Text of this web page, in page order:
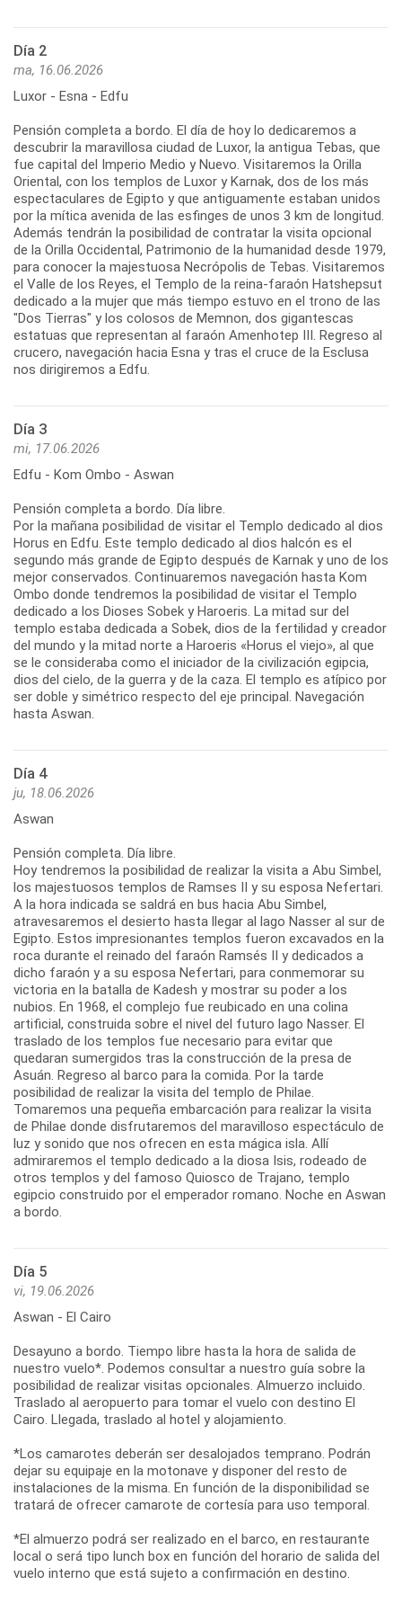
Día 2
ma, 16.06.2026
Luxor - Esna - Edfu
Pensión completa a bordo. El día de hoy lo dedicaremos a
descubrir la maravillosa ciudad de Luxor, la antigua Tebas, que
fue capital del Imperio Medio y Nuevo. Visitaremos la Orilla
Oriental, con los templos de Luxor y Karnak, dos de los más
espectaculares de Egipto y que antiguamente estaban unidos
por la mítica avenida de las esfinges de unos 3 km de longitud.
Además tendrán la posibilidad de contratar la visita opcional
de la Orilla Occidental, Patrimonio de la humanidad desde 1979,
para conocer la majestuosa Necrópolis de Tebas. Visitaremos
el Valle de los Reyes, el Templo de la reina-faraón Hatshepsut
dedicado a la mujer que más tiempo estuvo en el trono de las
"Dos Tierras" y los colosos de Memnon, dos gigantescas
estatuas que representan al faraón Amenhotep III. Regreso al
crucero, navegación hacia Esna y tras el cruce de la Esclusa
nos dirigiremos a Edfu.
Día 3
mi, 17.06.2026
Edfu - Kom Ombo - Aswan
Pensión completa a bordo. Día libre.
Por la mañana posibilidad de visitar el Templo dedicado al dios
Horus en Edfu. Este templo dedicado al dios halcón es el
segundo más grande de Egipto después de Karnak y uno de los
mejor conservados. Continuaremos navegación hasta Kom
Ombo donde tendremos la posibilidad de visitar el Templo
dedicado a los Dioses Sobek y Haroeris. La mitad sur del
templo estaba dedicada a Sobek, dios de la fertilidad y creador
del mundo y la mitad norte a Haroeris «Horus el viejo», al que
se le consideraba como el iniciador de la civilización egipcia,
dios del cielo, de la guerra y de la caza. El templo es atípico por
ser doble y simétrico respecto del eje principal. Navegación
hasta Aswan.
Día 4
ju, 18.06.2026
Aswan
Pensión completa. Día libre.
Hoy tendremos la posibilidad de realizar la visita a Abu Simbel,
los majestuosos templos de Ramses II y su esposa Nefertari.
A la hora indicada se saldrá en bus hacia Abu Simbel,
atravesaremos el desierto hasta llegar al lago Nasser al sur de
Egipto. Estos impresionantes templos fueron excavados en la
roca durante el reinado del faraón Ramsés II y dedicados a
dicho faraón y a su esposa Nefertari, para conmemorar su
victoria en la batalla de Kadesh y mostrar su poder a los
nubios. En 1968, el complejo fue reubicado en una colina
artificial, construida sobre el nivel del futuro lago Nasser. El
traslado de los templos fue necesario para evitar que
quedaran sumergidos tras la construcción de la presa de
Asuán. Regreso al barco para la comida. Por la tarde
posibilidad de realizar la visita del templo de Philae.
Tomaremos una pequeña embarcación para realizar la visita
de Philae donde disfrutaremos del maravilloso espectáculo de
luz y sonido que nos ofrecen en esta mágica isla. Allí
admiraremos el templo dedicado a la diosa Isis, rodeado de
otros templos y del famoso Quiosco de Trajano, templo
egipcio construido por el emperador romano. Noche en Aswan
a bordo.
Día 5
vi, 19.06.2026
Aswan - El Cairo
Desayuno a bordo. Tiempo libre hasta la hora de salida de
nuestro vuelo*. Podemos consultar a nuestro guía sobre la
posibilidad de realizar visitas opcionales. Almuerzo incluido.
Traslado al aeropuerto para tomar el vuelo con destino El
Cairo. Llegada, traslado al hotel y alojamiento.
*Los camarotes deberán ser desalojados temprano. Podrán
dejar su equipaje en la motonave y disponer del resto de
instalaciones de la misma. En función de la disponibilidad se
tratará de ofrecer camarote de cortesía para uso temporal.
*El almuerzo podrá ser realizado en el barco, en restaurante
local o será tipo lunch box en función del horario de salida del
vuelo interno que está sujeto a confirmación en destino.